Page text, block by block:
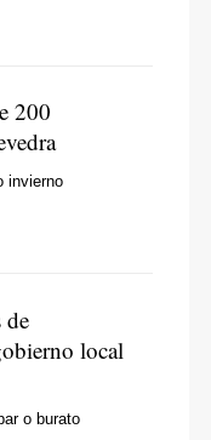
200
invierno
de
local
o burato